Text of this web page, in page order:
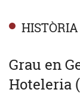
Grau en
Hoteleria